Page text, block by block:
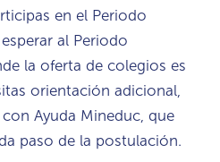
en el Periodo
al Periodo
la oferta de colegios es
orientación adicional,
Ayuda Mineduc, que
paso de la postulación.